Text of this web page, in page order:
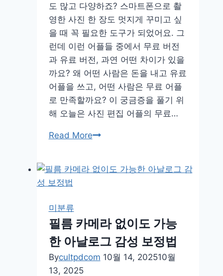
도 많고 다양하죠? 스마트폰으로 촬
영한 사진 한 장도 멋지게 꾸미고 싶
을 때 꼭 필요한 도구가 되었어요. 그
런데 이런 어플들 중에서 무료 버전
과 유료 버전, 과연 어떤 차이가 있을
까요? 왜 어떤 사람은 돈을 내고 유료
어플을 쓰고, 어떤 사람은 무료 어플
로 만족할까요? 이 궁금증을 풀기 위
해 오늘은 사진 편집 어플의 무료…
Read More간
터
까
지,
무
미분류
필름 카메라 없이도 가능
한 아날로그 감성 보정법
Bycultpdcom 10월 14, 202510월
13, 2025